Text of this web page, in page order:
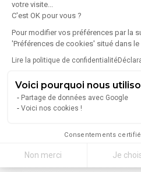
votre visite...
C'est OK pour vous ?
Pour modifier vos préférences par la
'Préférences de cookies' situé dans le
Lire la politique de confidentialité
Voici pourquoi nous
Partage de données avec Google
Voici nos cookies !
Consentements
Non merci Je
Réactivité et disponibilité
Monsieur AMMOUR est
Je
Sahim - 13/01/2026 - Ref
1534326
L'agence m'a aidé à trouver un
Compréhension de vos besoins
Réactivité des propositions
Optimisation des visites